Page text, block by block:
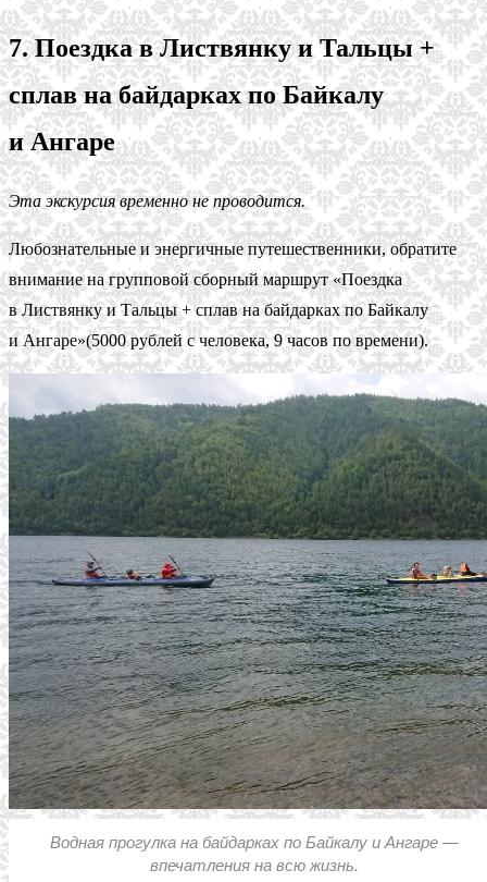
7. Поездка в Листвянку и Тальцы +
сплав на байдарках по Байкалу
и Ангаре
Эта экскурсия временно не проводится.
Любознательные и энергичные путешественники, обратите
внимание на групповой сборный маршрут «Поездка
в Листвянку и Тальцы + сплав на байдарках по Байкалу
и Ангаре»(5000 рублей с человека, 9 часов по времени).
Водная прогулка на байдарках по Байкалу и Ангаре —
впечатления на всю жизнь.